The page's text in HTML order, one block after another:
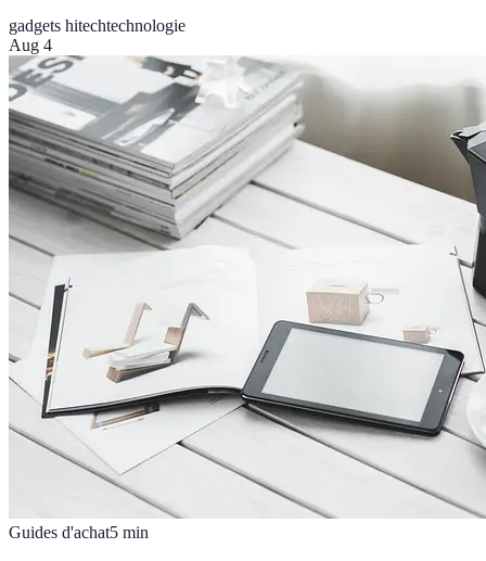
gadgets hitechtechnologie
Aug 4
Guides d'achat5 min